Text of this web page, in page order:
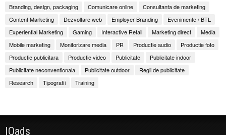
Branding, design, packaging Comunicare online
Consultanta de marketing
Content Marketing
Dezvoltare web Employer Branding
Evenimente / BTL
Experiential Marketing
Gaming Interactive Retail Marketing direct
Media
Mobile marketing
Monitorizare media PR Productie audio
Productie foto
Productie publicitara
Productie video Publicitate
Publicitate indoor
Publicitate neconventionala
Publicitate outdoor
Regii de publicitate
Research
Tipografii Training
IQads